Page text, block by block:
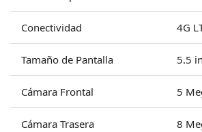
Conectividad 4G
Tamaño de Pantalla 5.5
Cámara Frontal 5
Cámara Trasera 8